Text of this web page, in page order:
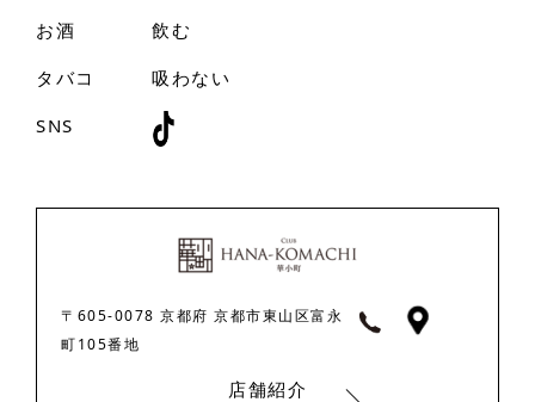
お酒
飲む
タバコ
吸わない
SNS
〒605-0078 京都府 京都市東山区富永
町105番地
店舗紹介